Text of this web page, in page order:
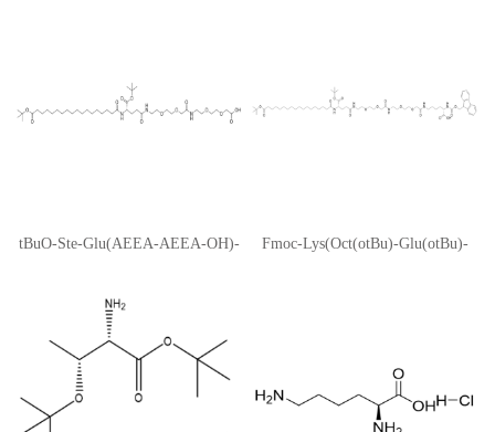
tBuO-Ste-Glu(AEEA-AEEA-OH)-
肽侧链
Fmoc-Lys(Oct(otBu)-Glu(otBu)-